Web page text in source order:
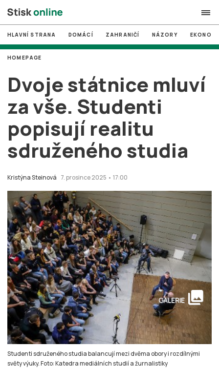
search
# MUNI
# Brno
# volby
login PŘIHLÁSIT SE
Zapomněli jste heslo?
HLAVNÍ STRANA DOMÁCÍ ZAHRANIČÍ NÁZORY
Dvoje státnice mluví
za vše. Studenti
popisují realitu
sdruženého studia
Kristýna Steinová 7. prosince 2025 • 17:00
HOMEPAGE
Studenti sdruženého studia balancují mezi dvěma obory i rozdílnými
světy výuky. Foto: Katedra mediálních studií a žurnalistiky
GALERIE collections